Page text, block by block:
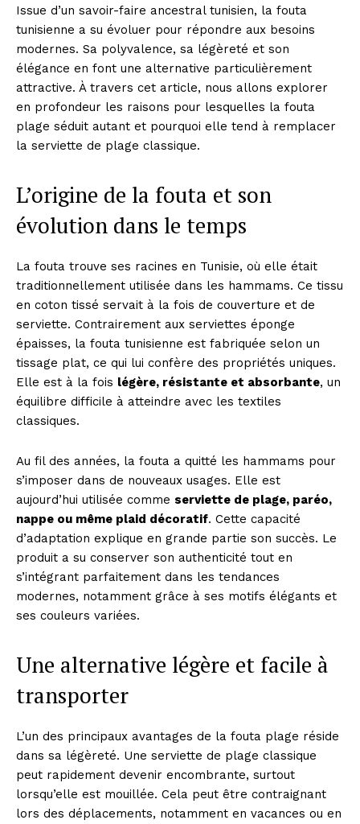
Issue d’un savoir-faire ancestral tunisien, la fouta
tunisienne a su évoluer pour répondre aux besoins
modernes. Sa polyvalence, sa légèreté et son
élégance en font une alternative particulièrement
attractive. À travers cet article, nous allons explorer
en profondeur les raisons pour lesquelles la fouta
plage séduit autant et pourquoi elle tend à remplacer
la serviette de plage classique.
L’origine de la fouta et son
évolution dans le temps
La fouta trouve ses racines en Tunisie, où elle était
traditionnellement utilisée dans les hammams. Ce tissu
en coton tissé servait à la fois de couverture et de
serviette. Contrairement aux serviettes éponge
épaisses, la fouta tunisienne est fabriquée selon un
tissage plat, ce qui lui confère des propriétés uniques.
Elle est à la fois légère, résistante et absorbante, un
équilibre difficile à atteindre avec les textiles
classiques.
Au fil des années, la fouta a quitté les hammams pour
s’imposer dans de nouveaux usages. Elle est
aujourd’hui utilisée comme serviette de plage, paréo,
nappe ou même plaid décoratif. Cette capacité
d’adaptation explique en grande partie son succès. Le
produit a su conserver son authenticité tout en
s’intégrant parfaitement dans les tendances
modernes, notamment grâce à ses motifs élégants et
ses couleurs variées.
Une alternative légère et facile à
transporter
L’un des principaux avantages de la fouta plage réside
dans sa légèreté. Une serviette de plage classique
peut rapidement devenir encombrante, surtout
lorsqu’elle est mouillée. Cela peut être contraignant
lors des déplacements, notamment en vacances ou en